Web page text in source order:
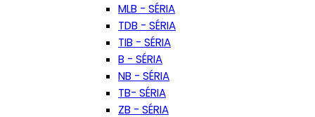
MLB - SÉRIA
TDB - SÉRIA
TIB - SÉRIA
B - SÉRIA
NB - SÉRIA
TB- SÉRIA
ZB - SÉRIA